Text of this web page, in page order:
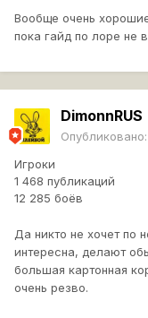
Вообще очень
пока гайд по лоре не
DimonnRUS
Опубликовано:
Игроки
1 468 публикаций
12 285 боёв
Да никто не хочет по
интересна, делают
большая картонная
очень резво.